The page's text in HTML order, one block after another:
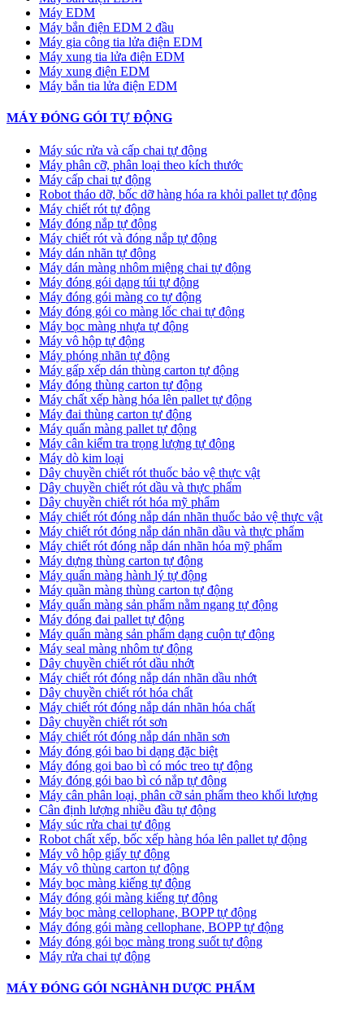
Máy EDM
Máy bắn điện EDM 2 đầu
Máy gia công tia lửa điện EDM
Máy xung tia lửa điện EDM
Máy xung điện EDM
Máy bắn tia lửa điện EDM
MÁY ĐÓNG GÓI TỰ ĐỘNG
Máy súc rửa và cấp chai tự động
Máy phân cỡ, phân loại theo kích thước
Máy cấp chai tự động
Robot tháo dỡ, bốc dỡ hàng hóa ra khỏi pallet tự động
Máy chiết rót tự động
Máy đóng nắp tự động
Máy chiết rót và đóng nắp tự động
Máy dán nhãn tự động
Máy dán màng nhôm miệng chai tự động
Máy đóng gói dạng túi tự động
Máy đóng gói màng co tự động
Máy đóng gói co màng lốc chai tự động
Máy bọc màng nhựa tự động
Máy vô hộp tự động
Máy phóng nhãn tự động
Máy gấp xếp dán thùng carton tự động
Máy đóng thùng carton tự động
Máy chất xếp hàng hóa lên pallet tự động
Máy đai thùng carton tự động
Máy quấn màng pallet tự động
Máy cân kiểm tra trọng lượng tự động
Máy dò kim loại
Dây chuyền chiết rót thuốc bảo vệ thực vật
Dây chuyền chiết rót dầu và thực phẩm
Dây chuyền chiết rót hóa mỹ phẩm
Máy chiết rót đóng nắp dán nhãn thuốc bảo vệ thực vật
Máy chiết rót đóng nắp dán nhãn dầu và thực phẩm
Máy chiết rót đóng nắp dán nhãn hóa mỹ phẩm
Máy dựng thùng carton tự động
Máy quấn màng hành lý tự động
Máy quần màng thùng carton tự động
Máy quấn màng sản phẩm nằm ngang tự động
Máy đóng đai pallet tự động
Máy quấn màng sản phẩm dạng cuộn tự động
Máy seal màng nhôm tự động
Dây chuyền chiết rót dầu nhớt
Máy chiết rót đóng nắp dán nhãn dầu nhớt
Dây chuyền chiết rót hóa chất
Máy chiết rót đóng nắp dán nhãn hóa chất
Dây chuyền chiết rót sơn
Máy chiết rót đóng nắp dán nhãn sơn
Máy đóng gói bao bi dạng đặc biệt
Máy đóng goi bao bì có móc treo tự động
Máy đóng gói bao bì có nắp tự động
Máy cân phân loại, phân cỡ sản phẩm theo khối lượng
Cân định lượng nhiều đầu tự động
Máy súc rửa chai tự động
Robot chất xếp, bốc xếp hàng hóa lên pallet tự động
Máy vô hộp giấy tự động
Máy vô thùng carton tự động
Máy bọc màng kiếng tự động
Máy đóng gói màng kiếng tự động
Máy bọc màng cellophane, BOPP tự động
Máy đóng gói màng cellophane, BOPP tự động
Máy đóng gói bọc màng trong suốt tự động
Máy rửa chai tự động
MÁY ĐÓNG GÓI NGHÀNH DƯỢC PHẨM